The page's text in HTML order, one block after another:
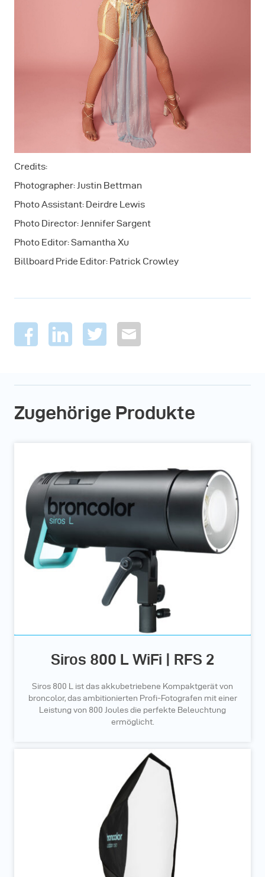
Credits:
Photographer: Justin Bettman
Photo Assistant: Deirdre Lewis
Photo Director: Jennifer Sargent
Photo Editor: Samantha Xu
Billboard Pride Editor: Patrick Crowley
Zugehörige Produkte
Siros 800 L WiFi | RFS 2
Siros 800 L ist das akkubetriebene Kompaktgerät von
broncolor, das ambitionierten Profi-Fotografen mit einer
Leistung von 800 Joules die perfekte Beleuchtung
ermöglicht.